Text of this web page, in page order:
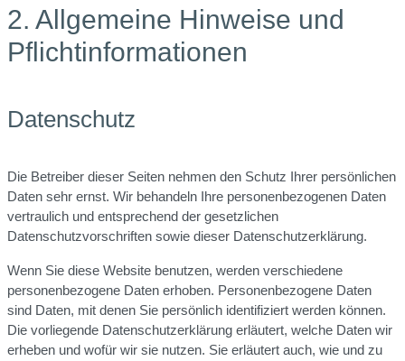
2. Allgemeine Hinweise und
Pflichtinformationen
Datenschutz
Die Betreiber dieser Seiten nehmen den Schutz Ihrer persönlichen
Daten sehr ernst. Wir behandeln Ihre personenbezogenen Daten
vertraulich und entsprechend der gesetzlichen
Datenschutzvorschriften sowie dieser Datenschutzerklärung.
Wenn Sie diese Website benutzen, werden verschiedene
personenbezogene Daten erhoben. Personenbezogene Daten
sind Daten, mit denen Sie persönlich identifiziert werden können.
Die vorliegende Datenschutzerklärung erläutert, welche Daten wir
erheben und wofür wir sie nutzen. Sie erläutert auch, wie und zu